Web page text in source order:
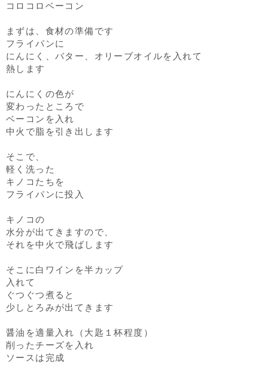
コロコロベーコン
まずは、食材の準備です
フライパンに
にんにく、バター、オリーブオイルを入れて
熱します
にんにくの色が
変わったところで
ベーコンを入れ
中火で脂を引き出します
そこで、
軽く洗った
キノコたちを
フライパンに投入
キノコの
水分が出てきますので、
それを中火で飛ばします
そこに白ワインを半カップ
入れて
ぐつぐつ煮ると
少しとろみが出てきます
醤油を適量入れ（大匙１杯程度）
削ったチーズを入れ
ソースは完成